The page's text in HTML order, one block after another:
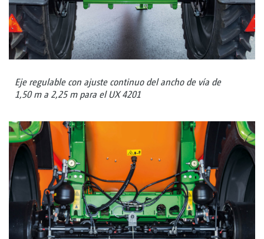
Eje regulable con ajuste continuo del ancho de vía de
1,50 m a 2,25 m para el UX 4201